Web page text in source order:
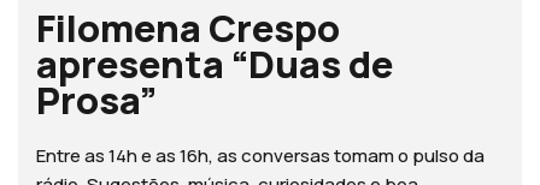
Filomena Crespo
apresenta “Duas de
Prosa”
Entre as 14h e as 16h, as conversas tomam o pulso da